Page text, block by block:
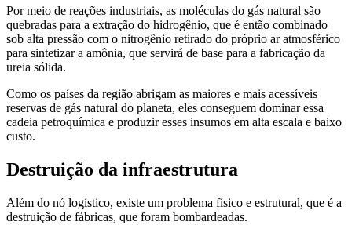
Por meio de reações industriais, as moléculas do gás natural são
quebradas para a extração do hidrogênio, que é então combinado
sob alta pressão com o nitrogênio retirado do próprio ar atmosférico
para sintetizar a amônia, que servirá de base para a fabricação da
ureia sólida.
Como os países da região abrigam as maiores e mais acessíveis
reservas de gás natural do planeta, eles conseguem dominar essa
cadeia petroquímica e produzir esses insumos em alta escala e baixo
custo.
Destruição da infraestrutura
Além do nó logístico, existe um problema físico e estrutural, que é a
destruição de fábricas, que foram bombardeadas.